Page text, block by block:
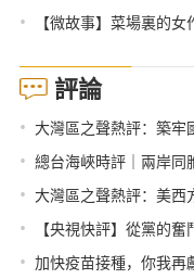
• 【微故事】菜場裏的女
評論
• 大灣區之聲熱評：築牢
• 總台海峽時評｜兩岸同
• 大灣區之聲熱評：美西
• 【央視快評】從黨的
• 加快疫苗接種，你我再